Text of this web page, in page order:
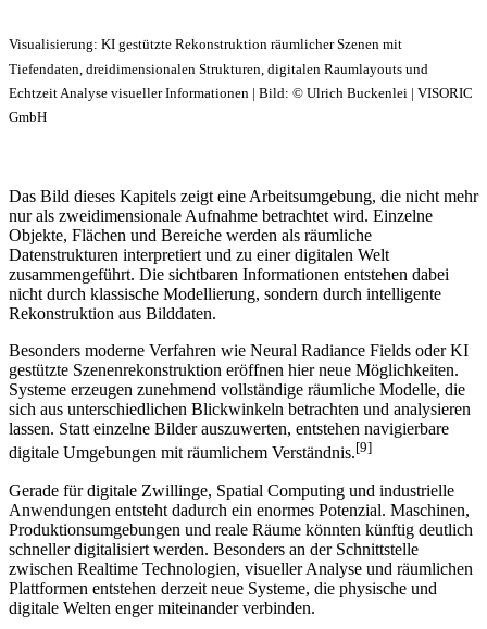
Visualisierung: KI gestützte Rekonstruktion räumlicher Szenen mit
Tiefendaten, dreidimensionalen Strukturen, digitalen Raumlayouts und
Echtzeit Analyse visueller Informationen | Bild: © Ulrich Buckenlei | VISORIC
GmbH
Das Bild dieses Kapitels zeigt eine Arbeitsumgebung, die nicht mehr
nur als zweidimensionale Aufnahme betrachtet wird. Einzelne
Objekte, Flächen und Bereiche werden als räumliche
Datenstrukturen interpretiert und zu einer digitalen Welt
zusammengeführt. Die sichtbaren Informationen entstehen dabei
nicht durch klassische Modellierung, sondern durch intelligente
Rekonstruktion aus Bilddaten.
Besonders moderne Verfahren wie Neural Radiance Fields oder KI
gestützte Szenenrekonstruktion eröffnen hier neue Möglichkeiten.
Systeme erzeugen zunehmend vollständige räumliche Modelle, die
sich aus unterschiedlichen Blickwinkeln betrachten und analysieren
lassen. Statt einzelne Bilder auszuwerten, entstehen navigierbare
digitale Umgebungen mit räumlichem Verständnis.[9]
Gerade für digitale Zwillinge, Spatial Computing und industrielle
Anwendungen entsteht dadurch ein enormes Potenzial. Maschinen,
Produktionsumgebungen und reale Räume könnten künftig deutlich
schneller digitalisiert werden. Besonders an der Schnittstelle
zwischen Realtime Technologien, visueller Analyse und räumlichen
Plattformen entstehen derzeit neue Systeme, die physische und
digitale Welten enger miteinander verbinden.